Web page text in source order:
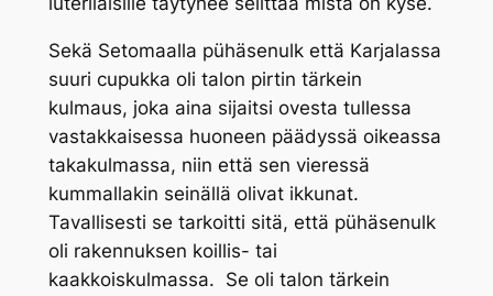
Sekä Setomaalla pühäsenulkettä Karjalassa
suuri cupukka oli talon pirtin tärkein
kulmaus, joka aina sijaitsi ovesta tullessa
vastakkaisessa huoneen päädyssä oikeassa
takakulmassa, niin että sen vieressä
kummallakin seinällä olivat ikkunat.
Tavallisesti se tarkoitti sitä, että pühäsenulk
oli rakennuksen koillis- tai
kaakkoiskulmassa. Se oli talon tärkein